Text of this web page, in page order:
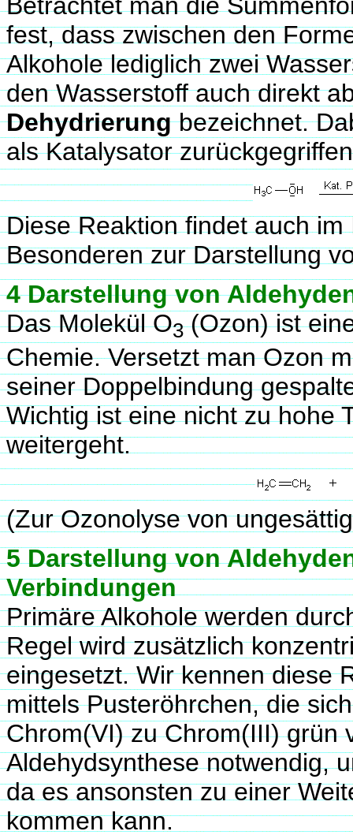
fest, dass zwischen den
Alkohole lediglich zwei
den Wasserstoff auch direkt
Dehydrierungbezeichnet.
als Katalysator
Diese Reaktion findet auch
Besonderen zur Darstellung
4 Darstellung von
Das Molekül O3(Ozon) ist
Chemie. Versetzt man Ozon
seiner Doppelbindung
Wichtig ist eine nicht zu hohe
weitergeht.
(Zur Ozonolyse von
5 Darstellung von
Verbindungen
Primäre Alkohole werden
Regel wird zusätzlich
eingesetzt. Wir kennen diese
mittels Pusteröhrchen, die
Chrom(VI) zu Chrom(III) grün
Aldehydsynthese notwendig,
da es ansonsten zu einer
kommen kann.